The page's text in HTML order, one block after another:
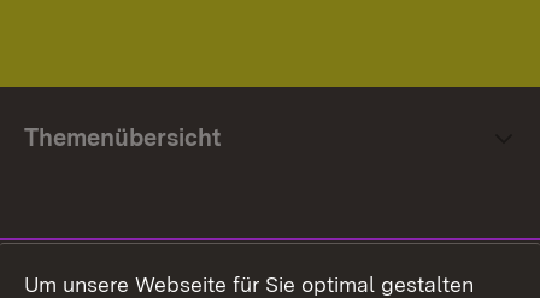
Themenübersicht
Um unsere Webseite für Sie optimal gestalten